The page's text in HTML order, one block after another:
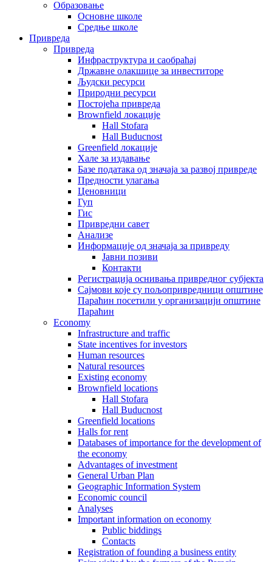
Образовање
Основне школе
Средње школе
Привреда
Привреда
Инфраструктура и саобраћај
Државне олакшице за инвеститоре
Људски ресурси
Природни ресурси
Постојећа привреда
Brownfield локације
Hall Stofara
Hall Buducnost
Greenfield локације
Хале за издавање
Базе података од значаја за развој привреде
Предности улагања
Ценовници
Гуп
Гис
Привредни савет
Aнализе
Информације од значаја за привреду
Јавни позиви
Контакти
Регистрација оснивања привредног субјекта
Сајмови које су пољопривредници општине
Параћин посетили у организацији општине
Параћин
Economy
Infrastructure and traffic
State incentives for investors
Human resources
Natural resources
Existing economy
Brownfield locations
Hall Stofara
Hall Buducnost
Greenfield locations
Halls for rent
Databases of importance for the development of
the economy
Advantages of investment
General Urban Plan
Geographic Information System
Еconomic council
Analyses
Important information on economy
Public biddings
Contacts
Registration of founding a business entity